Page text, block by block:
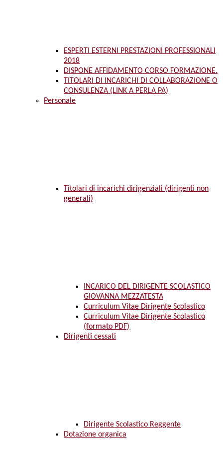
ESPERTI ESTERNI PRESTAZIONI PROFESSIONALI
2018
DISPONE AFFIDAMENTO CORSO FORMAZIONE.
TITOLARI DI INCARICHI DI COLLABORAZIONE O
CONSULENZA (LINK A PERLA PA)
Personale
Titolari di incarichi dirigenziali (dirigenti non
generali)
INCARICO DEL DIRIGENTE SCOLASTICO
GIOVANNA MEZZATESTA
Curriculum Vitae Dirigente Scolastico
Curriculum Vitae Dirigente Scolastico
(formato PDF)
Dirigenti cessati
Dirigente Scolastico Reggente
Dotazione organica